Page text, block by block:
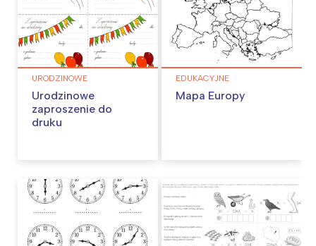
URODZINOWE
Urodzinowe
zaproszenie do
druku
EDUKACYJNE
Mapa Europy